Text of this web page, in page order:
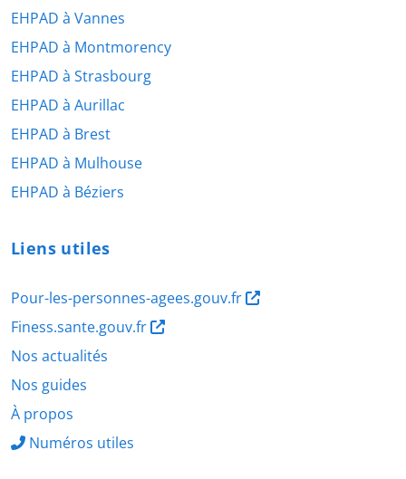
EHPAD à Vannes
EHPAD à Montmorency
EHPAD à Strasbourg
EHPAD à Aurillac
EHPAD à Brest
EHPAD à Mulhouse
EHPAD à Béziers
Liens utiles
Pour-les-personnes-agees.gouv.fr
Finess.sante.gouv.fr
Nos actualités
Nos guides
À propos
Numéros utiles